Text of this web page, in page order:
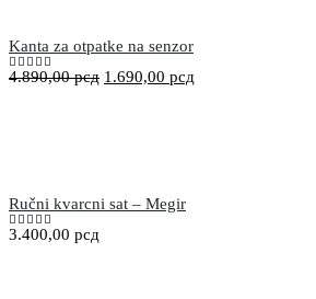
Kanta za otpatke na senzor
5.00out of 5
4.890,00рсд 1.690,00 рсд
Ručni kvarcni sat – Megir
5.00out of 5
3.400,00 рсд